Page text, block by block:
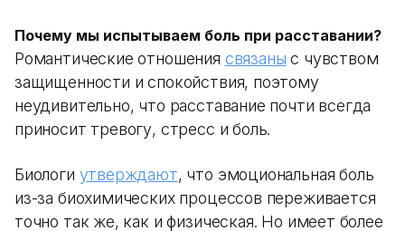
Почему мы испытываем боль при расставании?
Романтические отношения связаны с чувством
защищенности и спокойствия, поэтому
неудивительно, что расставание почти всегда
приносит тревогу, стресс и боль.
Биологи утверждают, что эмоциональная боль
из-за биохимических процессов переживается
точно так же, как и физическая. Но имеет более